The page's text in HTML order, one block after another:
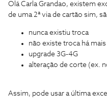
Olá Carla Grandao, existem
de uma 2ª via de cartão sim,
nunca existiu troca
não existe troca há
upgrade 3G-4G
alteração de corte (ex.
Assim, pode usar a última